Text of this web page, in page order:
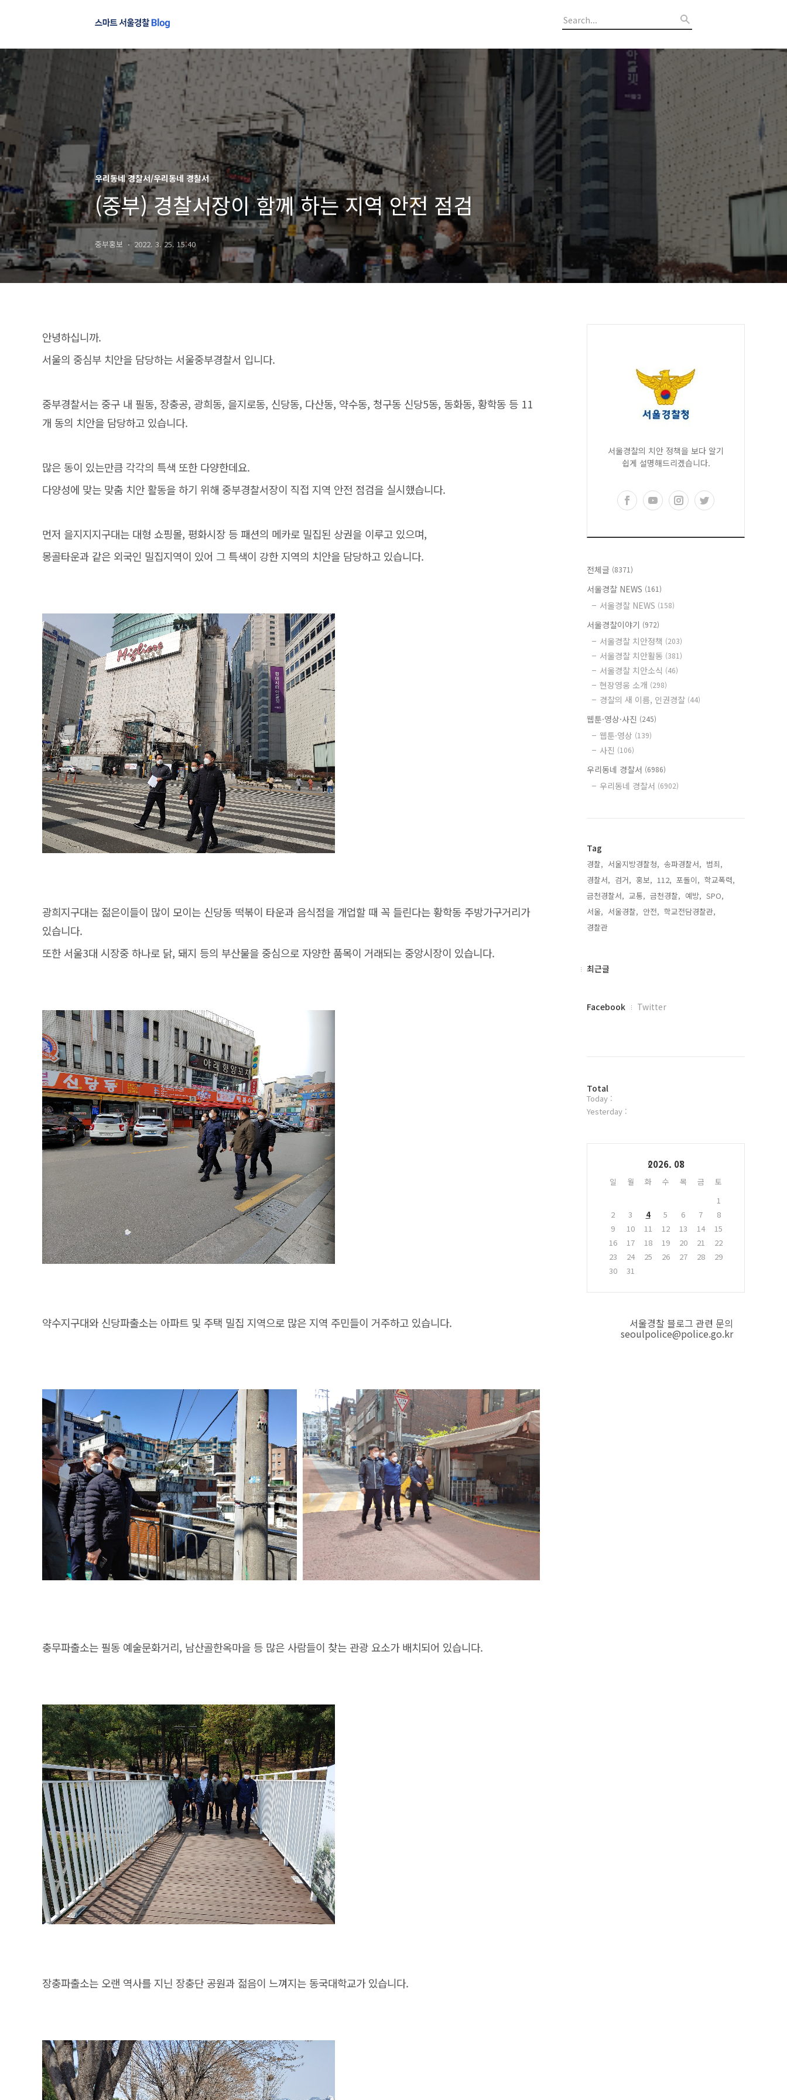
우리동네 경찰서/우리동네 경찰서
(중부) 경찰서장이 함께 하는 지역 안전 점검
중부홍보 2022. 3. 25. 15:40
안녕하십니까.
서울의 중심부 치안을 담당하는 서울중부경찰서 입니다.
중부경찰서는 중구 내 필동, 장충공, 광희동, 을지로동, 신당동, 다산동, 약수동, 청구동 신당5동, 동화동, 황학동 등 11
개 동의 치안을 담당하고 있습니다.
많은 동이 있는만큼 각각의 특색 또한 다양한데요.
다양성에 맞는 맞춤 치안 활동을 하기 위해 중부경찰서장이 직접 지역 안전 점검을 실시했습니다.
먼저 을지지지구대는 대형 쇼핑몰, 평화시장 등 패션의 메카로 밀집된 상권을 이루고 있으며,
몽골타운과 같은 외국인 밀집지역이 있어 그 특색이 강한 지역의 치안을 담당하고 있습니다.
광희지구대는 젊은이들이 많이 모이는 신당동 떡볶이 타운과 음식점을 개업할 때 꼭 들린다는 황학동 주방가구거리가
있습니다.
또한 서울3대 시장중 하나로 닭, 돼지 등의 부산물을 중심으로 자양한 품목이 거래되는 중앙시장이 있습니다.
약수지구대와 신당파출소는 아파트 및 주택 밀집 지역으로 많은 지역 주민들이 거주하고 있습니다.
충무파출소는 필동 예술문화거리, 남산골한옥마을 등 많은 사람들이 찾는 관광 요소가 배치되어 있습니다.
장충파출소는 오랜 역사를 지닌 장충단 공원과 젊음이 느껴지는 동국대학교가 있습니다.
서울경찰의 치안 정책을 보다 알기
쉽게 설명해드리겠습니다.
전체글 (8371)
서울경찰 NEWS (161)
서울경찰 NEWS (158)
서울경찰이야기 (972)
서울경찰 치안정책 (203)
서울경찰 치안활동 (381)
서울경찰 치안소식 (46)
현장영웅 소개 (298)
경찰의 새 이름, 인권경찰 (44)
웹툰·영상·사진 (245)
웹툰·영상 (139)
사진 (106)
우리동네 경찰서 (6986)
우리동네 경찰서 (6902)
Tag
경찰, 서울지방경찰청, 송파경찰서, 범죄,
경찰서, 검거, 홍보, 112, 포돌이, 학교폭력,
금천경찰서, 교통, 금천경찰, 예방, SPO,
서울, 서울경찰, 안전, 학교전담경찰관,
경찰관,
최
최근글
페
플
러
그
Facebook Twitter
방
문
자
Total
Today :
Yesterday :
2026. 08
일 월 화 수 목 금
토
1
2
3 4 5 6 7
8
9
10 11 12 13 14
15
16
17 18 19 20 21
22
23
24 25 26 27 28
29
30
31
서울경찰 블로그 관련 문의
seoulpolice@police.go.kr